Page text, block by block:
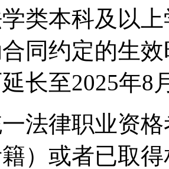
类本科及以
同约定的生
长至2025年8
一法律职业资
）或者已取